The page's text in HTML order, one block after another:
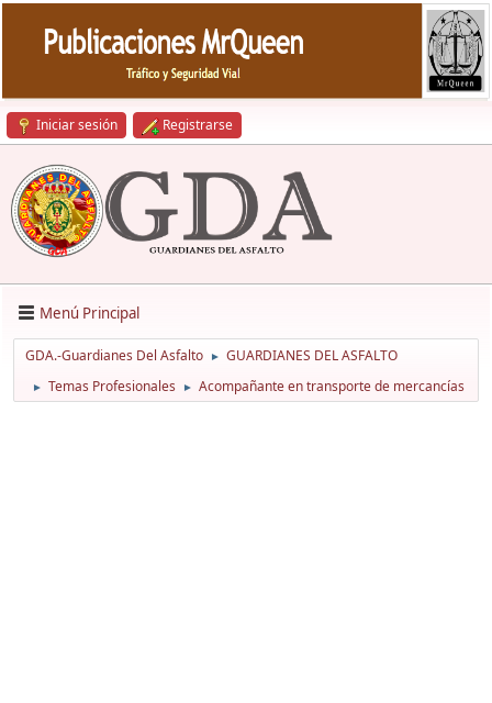
Iniciar sesión Registrarse
Menú Principal
GDA.-Guardianes Del Asfalto ► GUARDIANES DEL ASFALTO
► Temas Profesionales ► Acompañante en transporte de mercancías